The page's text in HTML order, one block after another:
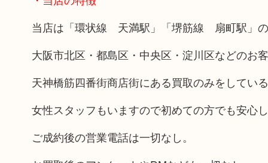
当店は「環状線 天満駅」「堺筋線 扇町駅」の
大阪市北区・都島区・中央区・淀川区などのお
天神橋筋四番街商店街にある買取のみをしてい
女性スタッフもいますので初めての方でも安心し
ご成約後の営業電話は一切なし。